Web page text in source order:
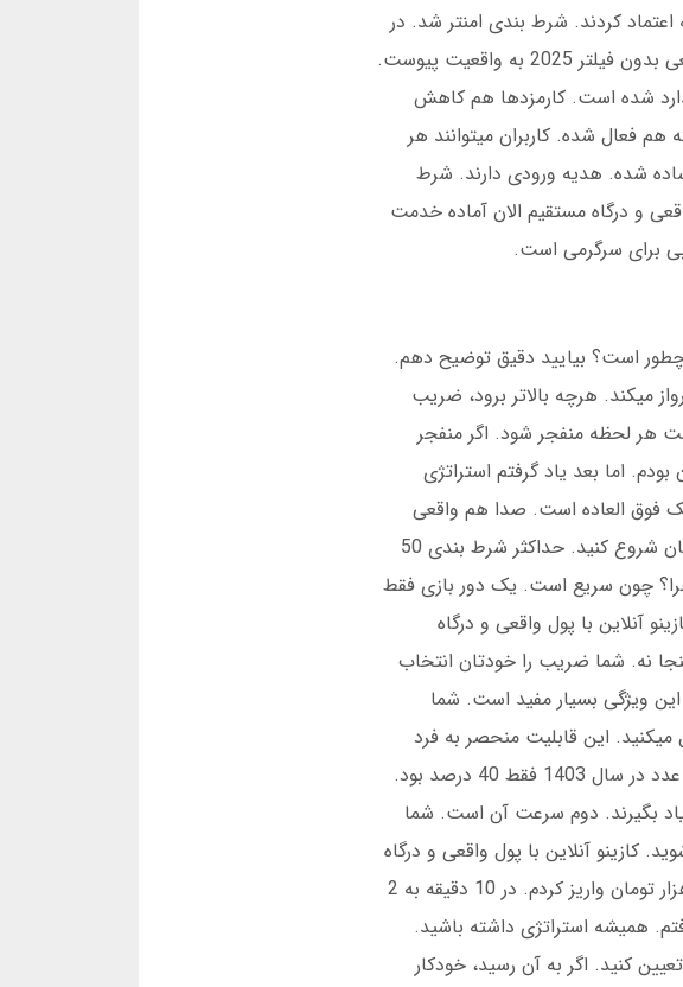
بود. مردم شروع به اعتماد کردند. شرط بندی امنتر شد. در
سال 1402، اپلیکیشن موبایل هم اضافه شد. دیگر نیازی به فیلترشکن نبود. کازینو آنلاین با پول واقعی بدون فیلتر 2025 به واقعیت پیوست.
شده است. کارمزدها هم کاهش
2024، میانگین کارمزد 2 درصد است. این پیشرفت بزرگی است. پشتیبانی 24 ساعته هم فعال شده. کاربران میتوانند هر
شده. هدیه ورودی دارند. شرط
و درگاه مستقیم الان آماده خدمت
برای سرگرمی است.
چطور است؟ بیایید دقیق توضیح دهم.
میکند. هرچه بالاتر برود، ضریب
موشک ممکن است هر لحظه منفجر شود. اگر منفجر
اما بعد یاد گرفتم استراتژی
فوق العاده است. صدا هم واقعی
است. بعضی سایتها این بازی را با کیفیت پایین دارند. اینجا متفاوت است. شما میتوانید از 100 تومان شروع کنید. حداکثر شرط بندی 50
چرا؟ چون سریع است. یک دور بازی فقط
انگیز است. کازینو آنلاین با پول واقعی و درگاه
نه. شما ضریب را خودتان انتخاب
میدهد. این ویژگی بسیار مفید است. شما
5 بازی را باز کنید. همه را کنترل میکنید. این قابلیت منحصر به فرد
است. در دسامبر 2024، آمار نشان داد 65 درصد کاربران بیشترین زمان را روی انفجار میگذرانند. این عدد در سال 1403 فقط 40 درصد بود.
بگیرند. دوم سرعت آن است. شما
کازینو آنلاین با پول واقعی و درگاه
مستقیم این بازی را بهترین حالت دارد. من شخصا بیشتر وقت خود را اینجا میگذرانم. یک بار 500 هزار تومان واریز کردم. در 10 دقیقه به 2
همیشه استراتژی داشته باشید.
کنید. اگر به آن رسید، خودکار